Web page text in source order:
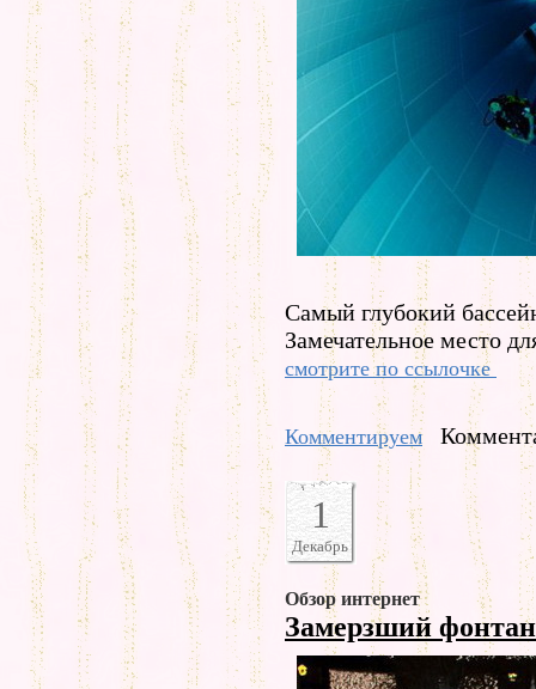
Самый глубокий
Замечательное место
смотрите по ссылочке
Комментируем
1
Декабрь
Обзор интернет
Замерзший